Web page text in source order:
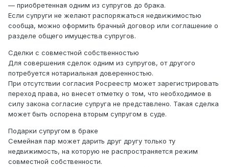
— приобретенная одним из супругов до брака.
Если супруги не желают распоряжаться недвижимостью
сообща, можно оформить брачный договор или соглашение о
разделе общего имущества супругов.
Сделки с совместной собственностью
Для совершения сделок одним из супругов, от другого
потребуется нотариальная доверенностью.
При отсутствии согласия Росреестр может зарегистрировать
переход права, но внесет отметку о том, что необходимое в
силу закона согласие супруга не представлено. Такая сделка
может быть оспорена вторым супругом в суде.
Подарки супругом в браке
Семейная пар может дарить друг другу только ту
недвижимость, на которую не распространяется режим
совместной собственности.